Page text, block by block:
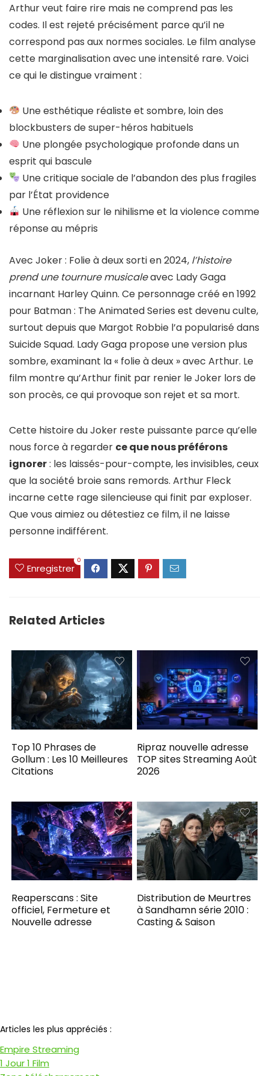
Arthur veut faire rire mais ne comprend pas les
codes. Il est rejeté précisément parce qu’il ne
correspond pas aux normes sociales. Le film analyse
cette marginalisation avec une intensité rare. Voici
ce qui le distingue vraiment :
Une esthétique réaliste et sombre, loin des
blockbusters de super-héros habituels
Une plongée psychologique profonde dans un
esprit qui bascule
Une critique sociale de l’abandon des plus fragiles
par l’État providence
Une réflexion sur le nihilisme et la violence comme
réponse au mépris
Avec Joker : Folie à deux sorti en 2024, l’histoire
prend une tournure musicaleavec Lady Gaga
incarnant Harley Quinn. Ce personnage créé en 1992
pour Batman : The Animated Series est devenu culte,
surtout depuis que Margot Robbie l’a popularisé dans
Suicide Squad. Lady Gaga propose une version plus
sombre, examinant la « folie à deux » avec Arthur. Le
film montre qu’Arthur finit par renier le Joker lors de
son procès, ce qui provoque son rejet et sa mort.
Cette histoire du Joker reste puissante parce qu’elle
nous force à regarder ce que nous préférons
ignorer: les laissés-pour-compte, les invisibles, ceux
que la société broie sans remords. Arthur Fleck
incarne cette rage silencieuse qui finit par exploser.
Que vous aimiez ou détestiez ce film, il ne laisse
personne indifférent.
Enregistrer
0
Related Articles
Top 10 Phrases de
Gollum : Les 10 Meilleures
Citations
Ripraz nouvelle adresse
TOP sites Streaming Août
2026
Reaperscans : Site
officiel, Fermeture et
Nouvelle adresse
Distribution de Meurtres
à Sandhamn série 2010 :
Casting & Saison
Articles les plus appréciés :
Empire Streaming
1 Jour 1 Film